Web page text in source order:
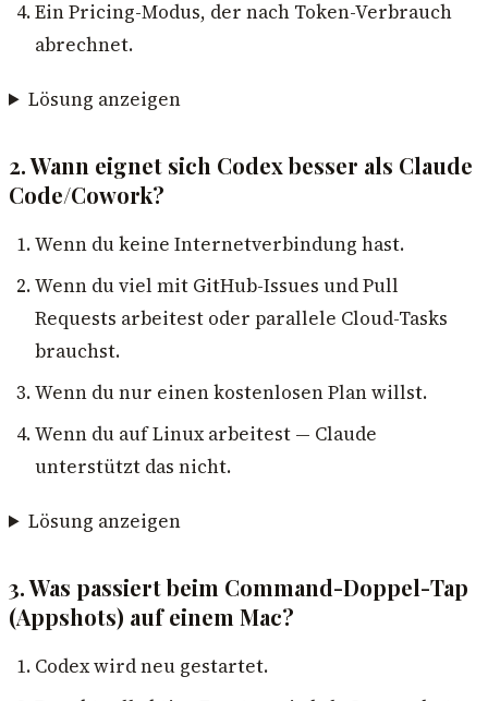
Ein Pricing-Modus, der nach Token-Verbrauch
abrechnet.
Lösung anzeigen
2. Wann eignet sich Codex besser als Claude
Code/Cowork?
Wenn du keine Internetverbindung hast.
Wenn du viel mit GitHub-Issues und Pull
Requests arbeitest oder parallele Cloud-Tasks
brauchst.
Wenn du nur einen kostenlosen Plan willst.
Wenn du auf Linux arbeitest — Claude
unterstützt das nicht.
Lösung anzeigen
3. Was passiert beim Command-Doppel-Tap
(Appshots) auf einem Mac?
Codex wird neu gestartet.